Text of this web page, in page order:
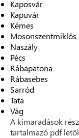
Kaposvár
Kapuvár
Kémes
Mosonszentmiklós
Naszály
Pécs
Rábapatona
Rábasebes
Sarród
Tata
Vág
A kimaradások
tartalmazó pdf